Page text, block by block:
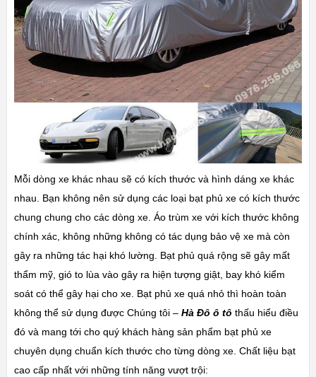
Mỗi dòng xe khác nhau sẽ có kích thước và hình dáng xe khác
nhau. Bạn không nên sử dụng các loại bạt phủ xe có kích thước
chung chung cho các dòng xe. Áo trùm xe với kích thước không
chính xác, không những không có tác dụng bảo vệ xe mà còn
gây ra những tác hại khó lường. Bạt phủ quá rộng sẽ gây mất
thẩm mỹ, gió to lùa vào gây ra hiện tượng giật, bay khó kiểm
soát có thể gây hại cho xe. Bạt phủ xe quá nhỏ thì hoàn toàn
không thể sử dụng được Chúng tôi – Hà Đô ô tô thấu hiểu điều
đó và mang tới cho quý khách hàng sản phẩm bạt phủ xe
chuyên dụng chuẩn kích thước cho từng dòng xe. Chất liệu bạt
cao cấp nhất với những tính năng vượt trội: